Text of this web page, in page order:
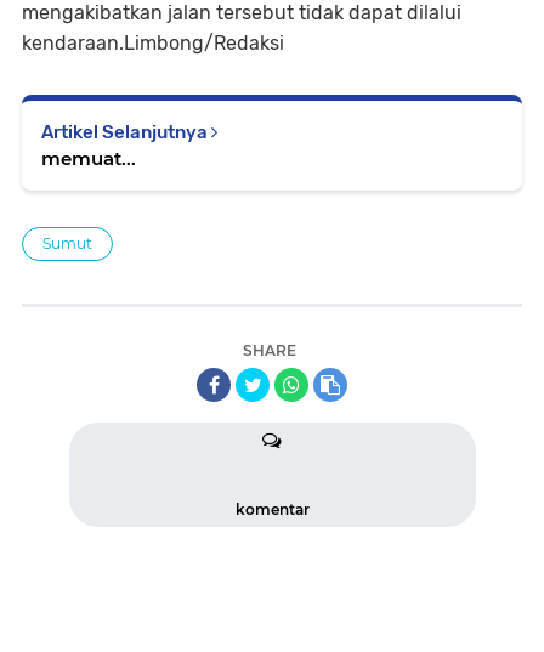
mengakibatkan jalan tersebut tidak dapat dilalui
kendaraan.Limbong/Redaksi
Artikel Selanjutnya
memuat...
Sumut
SHARE
komentar